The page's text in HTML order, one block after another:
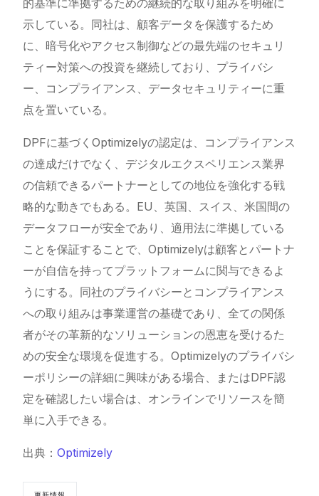
的基準に準拠するための継続的な取り組みを明確に
示している。同社は、顧客データを保護するため
に、暗号化やアクセス制御などの最先端のセキュリ
ティー対策への投資を継続しており、プライバシ
ー、コンプライアンス、データセキュリティーに重
点を置いている。
DPFに基づくOptimizelyの認定は、コンプライアンス
の達成だけでなく、デジタルエクスペリエンス業界
の信頼できるパートナーとしての地位を強化する戦
略的な動きでもある。EU、英国、スイス、米国間の
データフローが安全であり、適用法に準拠している
ことを保証することで、Optimizelyは顧客とパートナ
ーが自信を持ってプラットフォームに関与できるよ
うにする。同社のプライバシーとコンプライアンス
への取り組みは事業運営の基礎であり、全ての関係
者がその革新的なソリューションの恩恵を受けるた
めの安全な環境を促進する。Optimizelyのプライバシ
ーポリシーの詳細に興味がある場合、またはDPF認
定を確認したい場合は、オンラインでリソースを簡
単に入手できる。
出典：Optimizely